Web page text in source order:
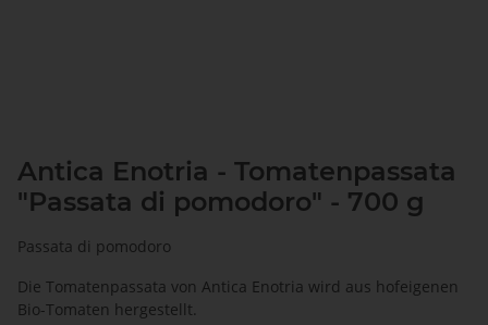
Antica Enotria - Tomatenpassata
"Passata di pomodoro" - 700 g
Passata di pomodoro
Die Tomatenpassata von Antica Enotria wird aus hofeigenen
Bio-Tomaten hergestellt.